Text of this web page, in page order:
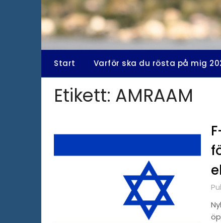
Start Varför ska du rösta på mig
Etikett: AMRAAM